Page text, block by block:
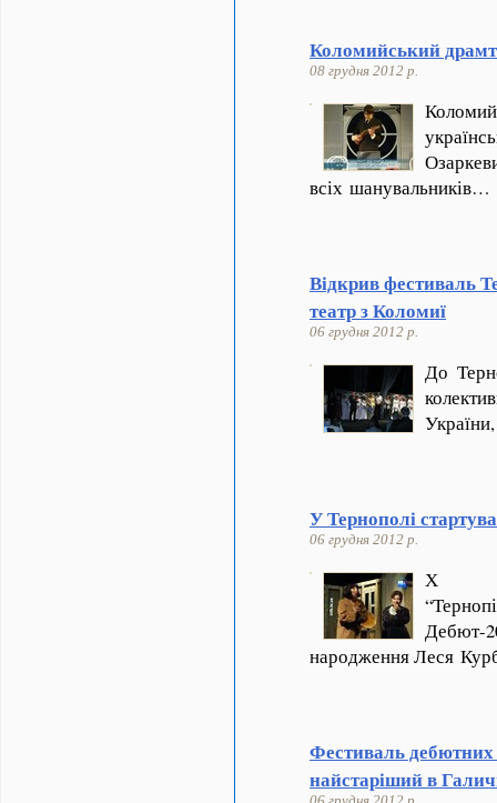
Коломийський
08 грудня 2012 р.
всіх шанувальників…
Відкрив фестиваль
театр з Коломиї
06 грудня 2012 р.
До
У Тернополі
06 грудня 2012 р.
Х
Дебют-
народження Леся
Фестиваль дебютних
найстаріший в